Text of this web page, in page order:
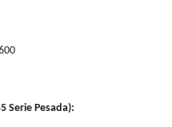
Serie Pesada):